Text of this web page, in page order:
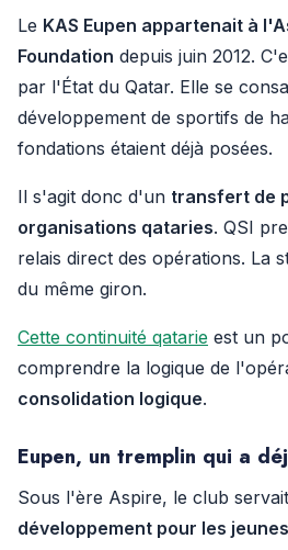
Le KAS Eupen appartenait à
Foundation depuis juin 2012.
par l'État du Qatar. Elle se
développement de sportifs de
fondations étaient déjà posées.
Il s'agit donc d'un transfert de
organisations qataries. QSI
relais direct des opérations. La
du même giron.
Cette continuité qatarie est un
comprendre la logique de
consolidation logique.
Eupen, un tremplin qui a
Sous l'ère Aspire, le club
développement pour les jeunes